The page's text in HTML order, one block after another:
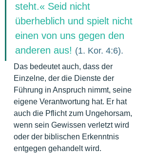
steht.« Seid nicht
überheblich und spielt nicht
einen von uns gegen den
anderen aus! (1. Kor. 4:6).
Das bedeutet auch, dass der
Einzelne, der die Dienste der
Führung in Anspruch nimmt, seine
eigene Verantwortung hat. Er hat
auch die Pflicht zum Ungehorsam,
wenn sein Gewissen verletzt wird
oder der biblischen Erkenntnis
entgegen gehandelt wird.